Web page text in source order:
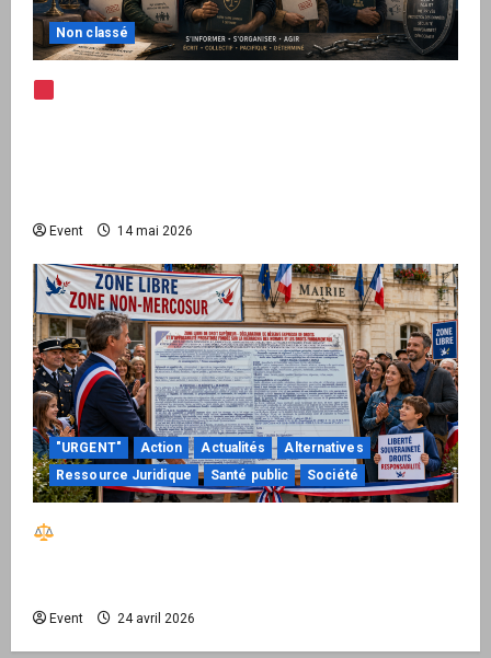
Non classé
Event 14 mai 2026
"URGENT" Action Actualités
Alternatives
Ressource Juridique
Santé public Société
Event 24 avril 2026